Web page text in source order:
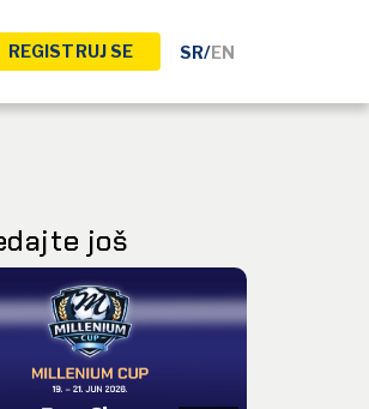
REGISTRUJ SE SR/EN
još